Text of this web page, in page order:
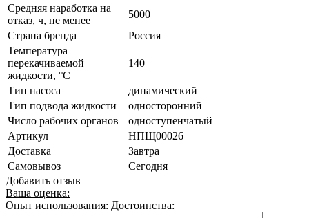
Средняя наработка на
отказ, ч, не менее
5000
Страна бренда
Россия
Температура
перекачиваемой
жидкости, °C
140
Тип насоса
динамический
Тип подвода жидкости
односторонний
Число рабочих органов
одноступенчатый
Артикул
НПЩ00026
Доставка
Завтра
Самовывоз
Сегодня
Добавить отзыв
Ваша оценка:
Опыт использования: Достоинства: